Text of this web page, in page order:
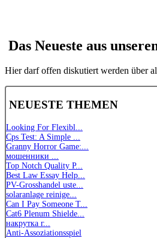
Das Neueste aus
Hier darf offen diskutiert werden über
NEUESTE THEMEN
Looking For Flexibl...
Cps Test: A Simple ...
Granny Horror Game:...
мошенники ...
Top Notch Quality P...
Best Law Essay Help...
PV-Grosshandel uste...
solaranlage reinige...
Can I Pay Someone T...
Cat6 Plenum Shielde...
накрутка г...
Anti-Assoziationsspiel